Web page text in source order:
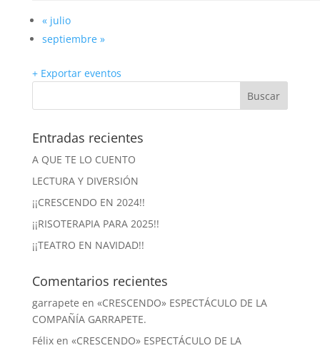
«julio
septiembre »
+ Exportar eventos
Entradas recientes
A QUE TE LO CUENTO
LECTURA Y DIVERSIÓN
¡¡CRESCENDO EN 2024!!
¡¡RISOTERAPIA PARA 2025!!
¡¡TEATRO EN NAVIDAD!!
Comentarios recientes
garrapete en «CRESCENDO» ESPECTÁCULO DE LA
COMPAÑÍA GARRAPETE.
Félixen «CRESCENDO» ESPECTÁCULO DE LA